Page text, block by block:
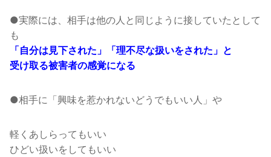
●実際には、相手は他の人と同じように接していたとして
も
「自分は見下された」「理不尽な扱いをされた」と
受け取る被害者の感覚になる
●相手に「興味を惹かれないどうでもいい人」や
軽くあしらってもいい
ひどい扱いをしてもいい